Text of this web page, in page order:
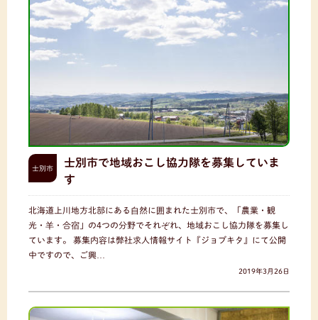
士別市
士別市で地域おこし協力隊を募集していま
す
北海道上川地方北部にある自然に囲まれた士別市で、「農業・観
光・羊・合宿」の4つの分野でそれぞれ、地域おこし協力隊を募集し
ています。 募集内容は弊社求人情報サイト『ジョブキタ』にて公開
中ですので、ご興…
2019年3月26日